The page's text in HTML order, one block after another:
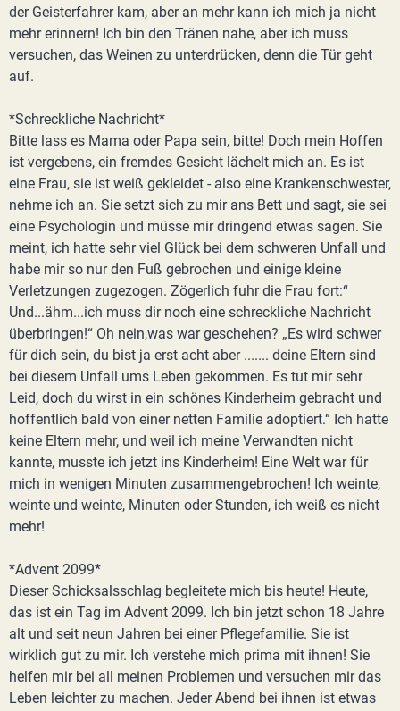
der Geisterfahrer kam, aber an mehr kann ich mich ja nicht
mehr erinnern! Ich bin den Tränen nahe, aber ich muss
versuchen, das Weinen zu unterdrücken, denn die Tür geht
auf.
*Schreckliche Nachricht*
Bitte lass es Mama oder Papa sein, bitte! Doch mein Hoffen
ist vergebens, ein fremdes Gesicht lächelt mich an. Es ist
eine Frau, sie ist weiß gekleidet - also eine Krankenschwester,
nehme ich an. Sie setzt sich zu mir ans Bett und sagt, sie sei
eine Psychologin und müsse mir dringend etwas sagen. Sie
meint, ich hatte sehr viel Glück bei dem schweren Unfall und
habe mir so nur den Fuß gebrochen und einige kleine
Verletzungen zugezogen. Zögerlich fuhr die Frau fort:“
Und...ähm...ich muss dir noch eine schreckliche Nachricht
überbringen!“ Oh nein,was war geschehen? „Es wird schwer
für dich sein, du bist ja erst acht aber ....... deine Eltern sind
bei diesem Unfall ums Leben gekommen. Es tut mir sehr
Leid, doch du wirst in ein schönes Kinderheim gebracht und
hoffentlich bald von einer netten Familie adoptiert.“ Ich hatte
keine Eltern mehr, und weil ich meine Verwandten nicht
kannte, musste ich jetzt ins Kinderheim! Eine Welt war für
mich in wenigen Minuten zusammengebrochen! Ich weinte,
weinte und weinte, Minuten oder Stunden, ich weiß es nicht
mehr!
*Advent 2099*
Dieser Schicksalsschlag begleitete mich bis heute! Heute,
das ist ein Tag im Advent 2099. Ich bin jetzt schon 18 Jahre
alt und seit neun Jahren bei einer Pflegefamilie. Sie ist
wirklich gut zu mir. Ich verstehe mich prima mit ihnen! Sie
helfen mir bei all meinen Problemen und versuchen mir das
Leben leichter zu machen. Jeder Abend bei ihnen ist etwas